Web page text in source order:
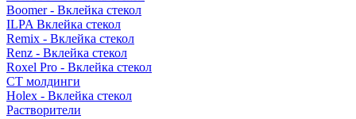
Boomer - Вклейка стекол
ILPA Вклейка стекол
Remix - Вклейка стекол
Renz - Вклейка стекол
Roxel Pro - Вклейка стекол
СТ молдинги
Holex - Вклейка стекол
Растворители